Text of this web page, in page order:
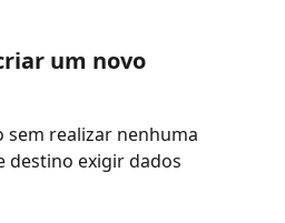
um novo
sem realizar nenhuma
destino exigir dados